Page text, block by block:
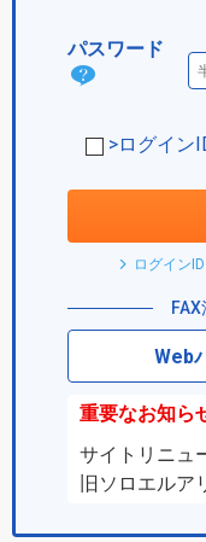
IDと
パスワード
パス
ド
は？
>ログイン
ログイン
Web
重要なお知ら
サイトリニュ
旧ソロエル